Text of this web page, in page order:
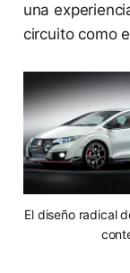
una
circuito como
El diseño radical